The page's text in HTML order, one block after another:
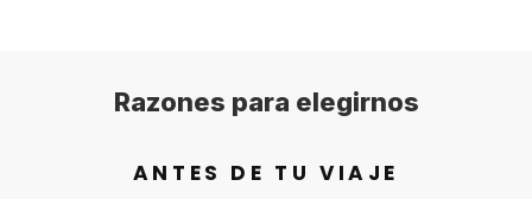
Razones para elegirnos
ANTES DE TU VIAJE